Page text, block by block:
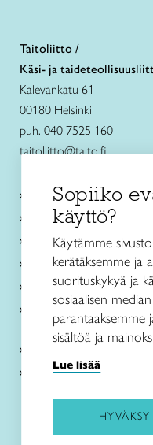
Taitoliitto /
Käsi- ja
Kalevankatu 61
00180 Helsinki
puh. 040 7525 160
taitoliitto@taito.fi
Käsityökurssit ja
Ajankohtaista
Käsityöohjeet
Me olemme Taito
Paikallinen toiminta
Verkkokaupat
Kirjaudu Arviin
Kirjaudu
Sopiiko
käyttö?
Käytämme
kerätäksemme ja
suorituskykyä ja
sosiaalisen
parantaaksemme
sisältöä ja
Lue lisää